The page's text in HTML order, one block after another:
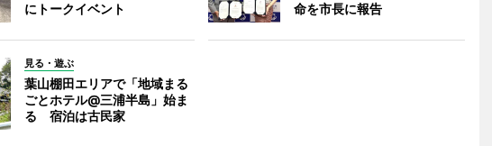
にトークイベント
命を市長に報告
見る・遊ぶ
葉山棚田エリアで「地域まる
ごとホテル@三浦半島」始ま
る 宿泊は古民家